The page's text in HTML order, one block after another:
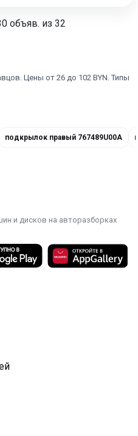
объяв. из 32
Цены от 26 до 102 BYN. Типы
подкрылок правый 767489U00A
и дисков на авторазборках